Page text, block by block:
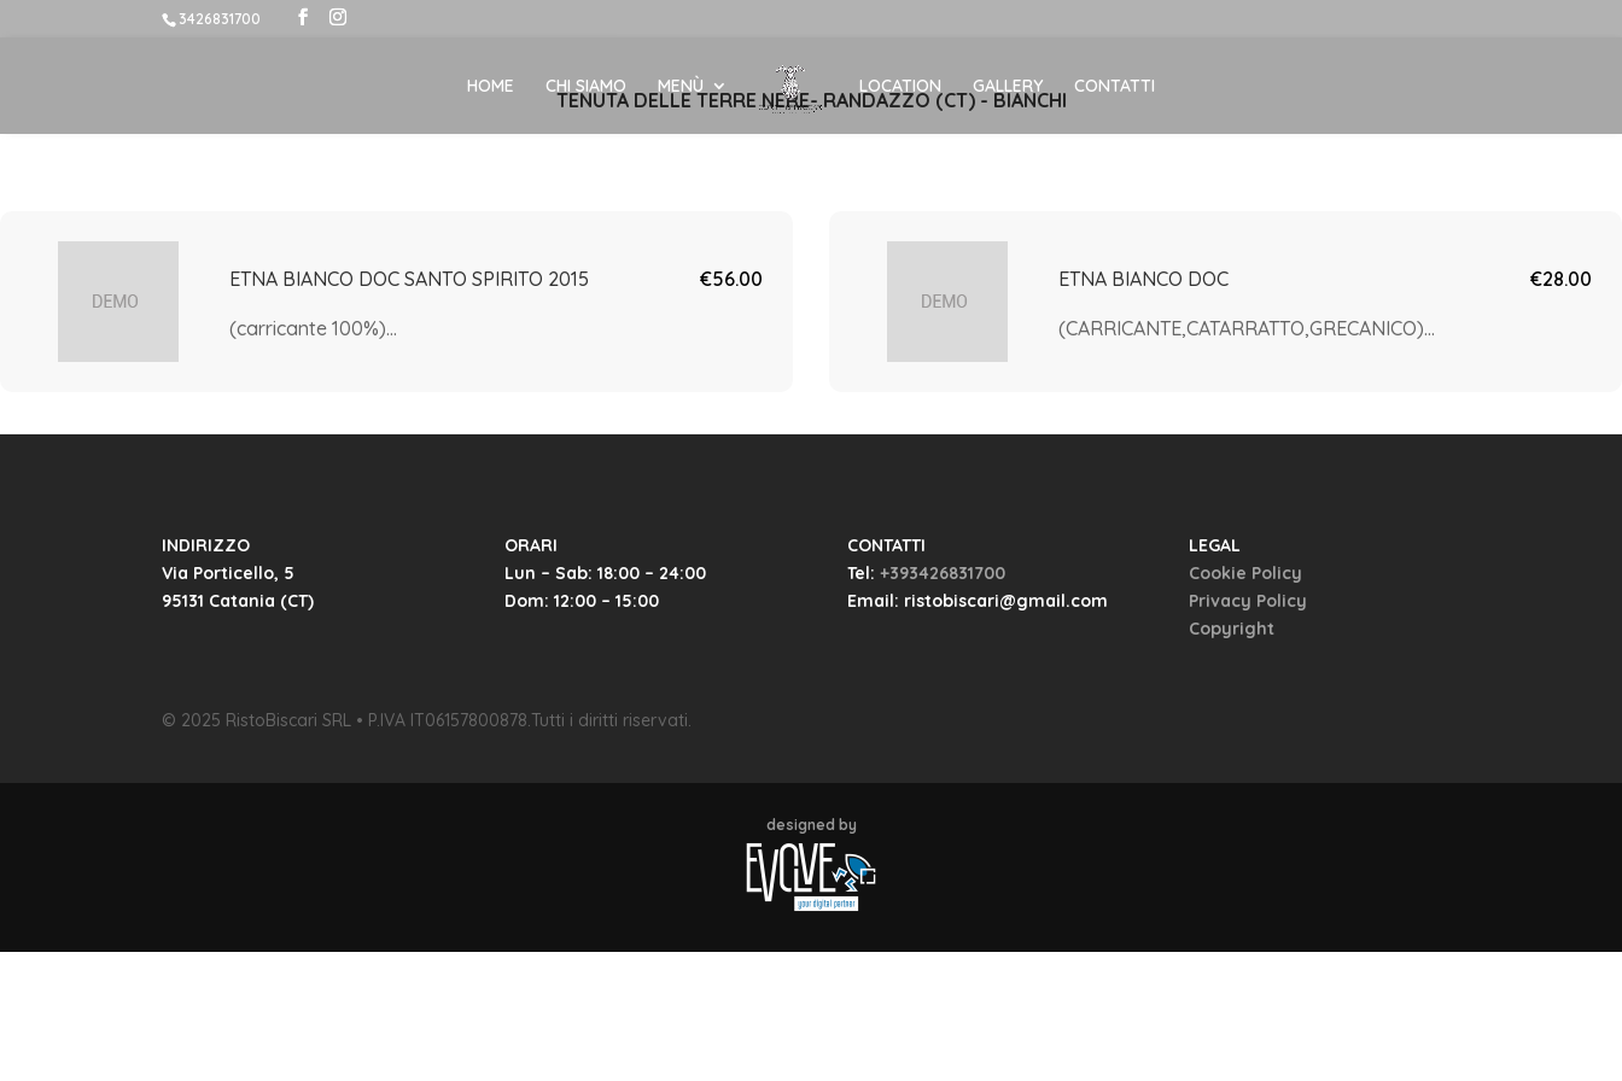
3426831700
HOME CHI SIAMO MENÙ LOCATION GALLERY CONTATTI
TENUTA DELLE TERRE NERE- RANDAZZO (CT) - BIANCHI
ETNA BIANCO DOC SANTO SPIRITO 2015 €56.00
(carricante 100%)...
ETNA BIANCO DOC €28.00
(CARRICANTE,CATARRATTO,GRECANICO)...
INDIRIZZO
Via Porticello, 5
95131 Catania (CT)
ORARI
Lun – Sab: 18:00 – 24:00
Dom: 12:00 – 15:00
CONTATTI
Tel: +393426831700
Email: ristobiscari@gmail.com
LEGAL
Cookie Policy
Privacy Policy
Copyright
© 2025 RistoBiscari SRL • P.IVA IT06157800878.Tutti i diritti riservati.
designed by